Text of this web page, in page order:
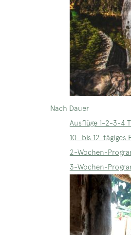
Nach Dauer
Ausflüge 1-2-3-4
10- bis 12-tägiges
2-Wochen-
3-Wochen-